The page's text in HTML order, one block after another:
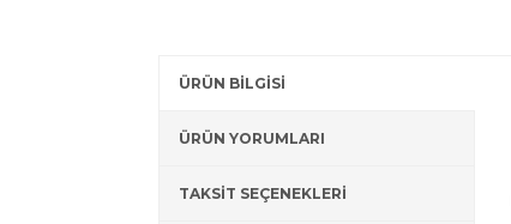
ÜRÜN BİLGİSİ
ÜRÜN YORUMLARI
TAKSİT SEÇENEKLERİ